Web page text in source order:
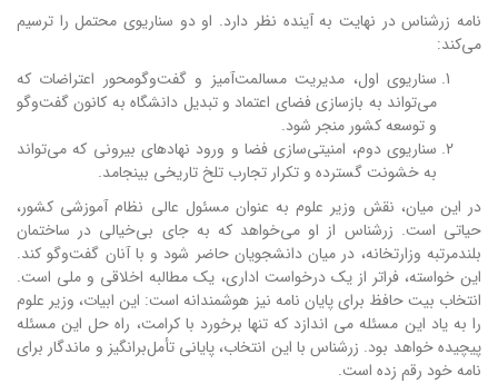
نامه زرشناس در نهایت به آینده نظر دارد. او دو سناریوی محتمل را ترسیم
می‌کند:
سناریوی اول، مدیریت مسالمت‌آمیز و گفت‌وگومحور اعتراضات که
می‌تواند به بازسازی فضای اعتماد و تبدیل دانشگاه به کانون گفت‌وگو
و توسعه کشور منجر شود.
سناریوی دوم، امنیتی‌سازی فضا و ورود نهادهای بیرونی که می‌تواند
به خشونت گسترده و تکرار تجارب تلخ تاریخی بینجامد.
در این میان، نقش وزیر علوم به عنوان مسئول عالی نظام آموزشی کشور،
حیاتی است. زرشناس از او می‌خواهد که به جای بی‌خیالی در ساختمان
بلندمرتبه وزارتخانه، در میان دانشجویان حاضر شود و با آنان گفت‌وگو کند.
این خواسته، فراتر از یک درخواست اداری، یک مطالبه اخلاقی و ملی است.
انتخاب بیت حافظ برای پایان نامه نیز هوشمندانه است: این ابیات، وزیر علوم
را به یاد این مسئله می‌ اندازد که تنها برخورد با کرامت، راه حل این مسئله
پیچیده خواهد بود. زرشناس با این انتخاب، پایانی تأمل‌برانگیز و ماندگار برای
نامه خود رقم زده است.